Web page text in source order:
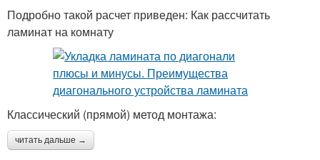
Подробно такой расчет приведен: Как рассчитать
ламинат на комнату
Классический (прямой) метод монтажа:
читать дальше →